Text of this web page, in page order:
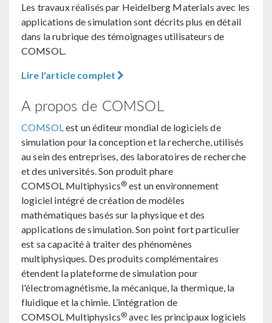
Les travaux réalisés par Heidelberg Materials avec les
applications de simulation sont décrits plus en détail
dans la rubrique des témoignages utilisateurs de
COMSOL.
Lire l'article complet
A propos de COMSOL
COMSOL est un éditeur mondial de logiciels de
simulation pour la conception et la recherche, utilisés
au sein des entreprises, des laboratoires de recherche
et des universités. Son produit phare
COMSOL Multiphysics® est un environnement
logiciel intégré de création de modèles
mathématiques basés sur la physique et des
applications de simulation. Son point fort particulier
est sa capacité à traiter des phénomènes
multiphysiques. Des produits complémentaires
étendent la plateforme de simulation pour
l'électromagnétisme, la mécanique, la thermique, la
fluidique et la chimie. L’intégration de
COMSOL Multiphysics® avec les principaux logiciels